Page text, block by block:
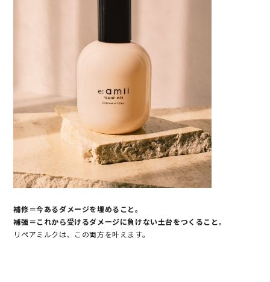
補修＝今あるダメージを埋めること。
補強＝これから受けるダメージに負けない土台をつくること。
リペアミルクは、この両方を叶えます。